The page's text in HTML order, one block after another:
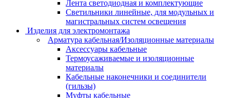
Лента светодиодная и комплектующие
Светильники линейные, для модульных и
магистральных систем освещения
Изделия для электромонтажа
Арматура кабельная/Изоляционные материалы
Аксессуары кабельные
Термоусаживаемые и изоляционные
материалы
Кабельные наконечники и соединители
(гильзы)
Муфты кабельные